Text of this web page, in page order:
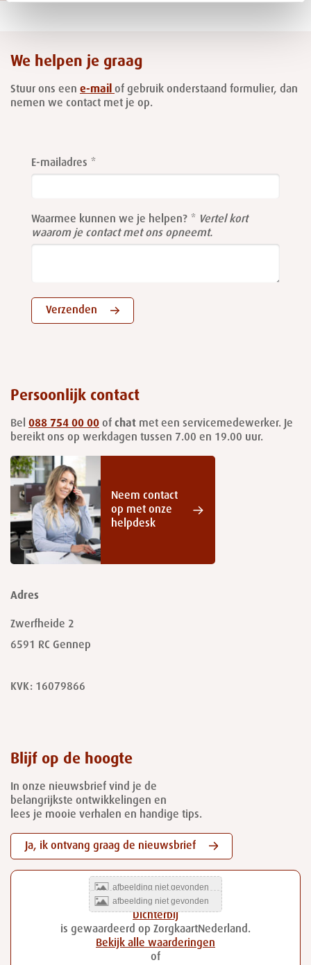
We helpen je graag
Stuur ons een e-mail of gebruik onderstaand formulier, dan
nemen we contact met je op.
this
field
E-mailadres
Waarmee kunnen we je helpen?
Vertel kort
waarom je contact met ons opneemt.
Verzenden
Persoonlijk contact
Bel 088 754 00 00 of chat met een servicemedewerker. Je
bereikt ons op werkdagen tussen 7.00 en 19.00 uur.
Neem contact
op met onze
helpdesk
Adres
Zwerfheide 2
6591 RC Gennep
KVK: 16079866
Blijf op de hoogte
In onze nieuwsbrief vind je de
belangrijkste ontwikkelingen en
lees je mooie verhalen en handige tips.
Ja, ik ontvang graag de nieuwsbrief
Dichterbij
is gewaardeerd op ZorgkaartNederland.
Bekijk alle waarderingen
of